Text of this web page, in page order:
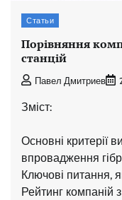
Статьи
Порівняння
станцій
Павел Дмитриев
Зміст:
Основні критерії
впровадження
Ключові питання,
Рейтинг компаній